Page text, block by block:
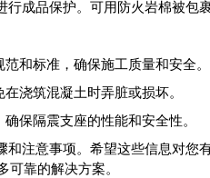
行成品保护。可用防火岩棉被
和标准，确保施工质量和安全。
浇筑混凝土时弄脏或损坏。
保隔震支座的性能和安全性。
注意事项。希望这些信息对
靠的解决方案。